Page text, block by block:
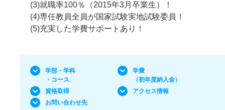
(3)就職率100％（2015年3月卒業生）！
(4)専任教員全員が国家試験実地試験委員！
(5)充実した学費サポートあり！
学部・学科
・コース
学費
（初年度納入金）
資格取得
アクセス情報
お問い合わせ先